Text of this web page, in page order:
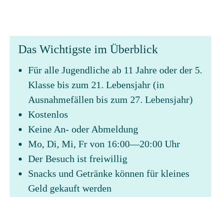
Das Wichtigste im Überblick
Für alle Jugendliche ab 11 Jahre oder der 5.
Klasse bis zum 21. Lebensjahr (in
Ausnahmefällen bis zum 27. Lebensjahr)
Kostenlos
Keine An- oder Abmeldung
Mo, Di, Mi, Fr von 16:00—20:00 Uhr
Der Besuch ist freiwillig
Snacks und Getränke können für kleines
Geld gekauft werden